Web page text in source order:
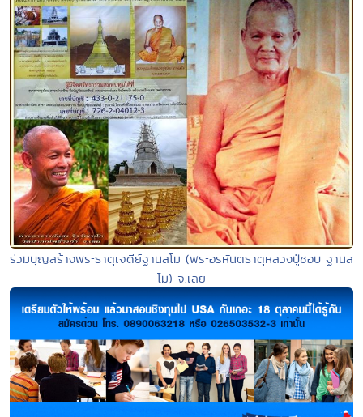
ร่วมบุญสร้างพระธาตุเจดีย์ฐานสโม (พระอรหันตธาตุหลวงปู่ชอบ ฐานส
โม) จ.เลย